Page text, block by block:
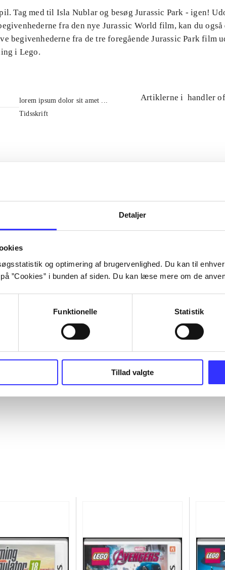
Detaljer
og optimering af brugervenlighed. Du kan til
”Cookies” i bunden af siden. Du kan læse mere om de
Funktionelle Statistik
Tillad valgte
Tag med til Isla Nublar og besøg Jurassic Park - igen!
fra den nye Jurassic World film, kan du
begivenhederne fra de tre foregående Jurassic Park film
i Lego.
lorem ipsum dolor sit amet ...
Tidsskrift
Artiklerne i handler